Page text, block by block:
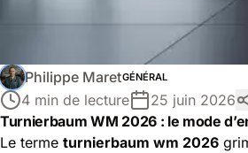
Philippe MaretGÉNÉRAL
4 min de lecture
25 juin 2026
Turnierbaum WM 2026 : le mode
Le terme turnierbaum wm 2026